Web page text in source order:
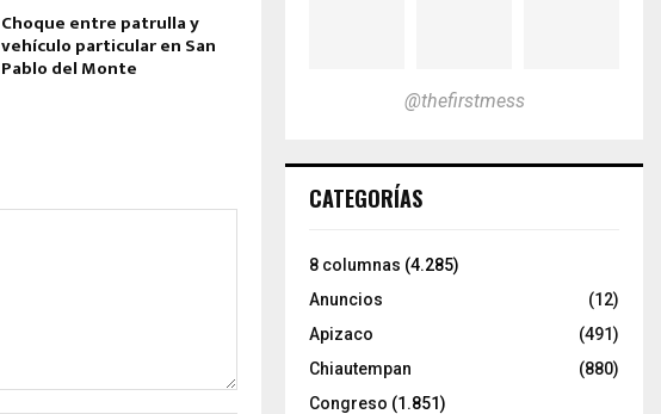
Choque entre patrulla y
vehículo particular en San
Pablo del Monte
@thefirstmess
CATEGORÍAS
8 columnas (4.285)
Anuncios
(12)
Apizaco
(491)
Chiautempan
(880)
Congreso (1.851)